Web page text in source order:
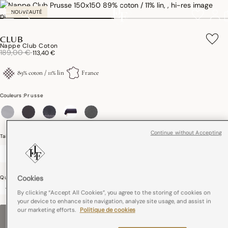
NOUVEAUTÉ
CLUB
Nappe Club Coton
Réduction de
189,00 €à
113,40 €
89% coton / 11% lin France
Couleurs :Prusse
sélectionné
Taille (cm) Guide des tailles
150 x 150
Quantité
-
Cookies
By clicking “Accept All Cookies”, you agree to the storing of cookies on
your device to enhance site navigation, analyze site usage, and assist in
our marketing efforts. Politique de cookies
Continue without Accepting